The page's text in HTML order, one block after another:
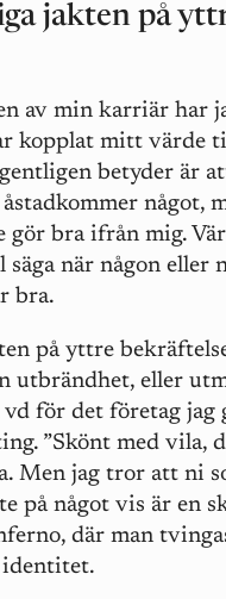
jakten på
av min karriär har
kopplat mitt värde
betyder är
något,
gör bra ifrån mig.
när någon eller
bra.
på yttre
utbrändhet, eller
vd för det företag
”Skönt med vila,
Men jag tror att ni
på något vis är en
där man
identitet.